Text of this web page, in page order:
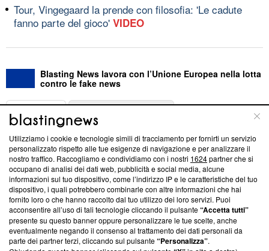
Tour, Vingegaard la prende con filosofia: 'Le cadute
fanno parte del gioco' VIDEO
Blasting News lavora con l’Unione Europea nella lotta
contro le fake news
ABOUT
Questa sezione offre informazioni trasparenti su Blasting
News, sui nostri processi editoriali e su come ci impegniamo a
creare news di qualità. Inoltre, afferma la nostra aderenza a
‘Trust Project - News with Integrity’Blasting News non è
ancora membro del programma, ma ha richiesto di farne
parte; Trust Project non ha ancora effettuato una verifica di
conformità agli standard.
Su di noi
Utilizziamo i cookie e tecnologie simili di tracciamento per fornirti un servizio
personalizzato rispetto alle tue esigenze di navigazione e per analizzare il
nostro traffico. Raccogliamo e condividiamo con i nostri 1624partner che si
occupano di analisi dei dati web, pubblicità e social media, alcune
informazioni sul tuo dispositivo, come l’indirizzo IP e le caratteristiche del tuo
dispositivo, i quali potrebbero combinarle con altre informazioni che hai
fornito loro o che hanno raccolto dal tuo utilizzo dei loro servizi. Puoi
acconsentire all’uso di tali tecnologie cliccando il pulsante“Accetta tutti”
presente su questo banner oppure personalizzare le tue scelte, anche
eventualmente negando il consenso al trattamento dei dati personali da
parte dei partner terzi, cliccando sul pulsante“Personalizza”.